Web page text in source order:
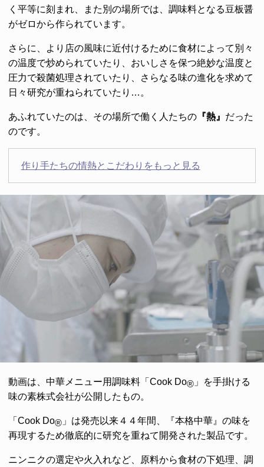
く平等に刻まれ、また別の場所では、調味料となる豆板醤
がゼロから作られています。
さらに、より店の風味に近付けるために食材によって別々
の温度で炒められていたり、おいしさを保つ絶妙な温度と
圧力で殺菌処理されていたり、さらなる味の進化を求めて
日々研究が重ねられていたり…。
あふれていたのは、その場所で働く人たちの 『熱』 だった
のです。
作り手たちの情熱とこだわりをもっと見る
動画は、中華メニュー用調味料「Cook Do® 」を手掛ける
味の素株式会社が公開したもの。
「Cook Do® 」は発売以来４４年間、『本格中華』の味を
再現するため徹底的に研究を重ねて開発された製品です。
ニンニクの選定や火入れなど、原料から食材の下処理、調